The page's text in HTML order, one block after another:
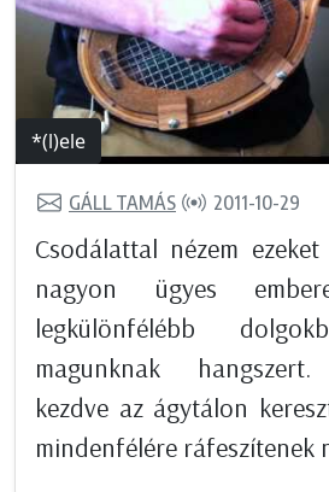
*(l)ele
GÁLL TAMÁS 2011-10-29
Csodálattal nézem
nagyon ügyes
legkülönfélébb
magunknak
kezdve az ágytálon
mindenfélére ráfeszítenek